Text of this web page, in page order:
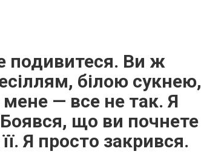
подивитеся. Ви ж
білою сукнею,
— все не так. Я
що ви почнете
Я просто закрився.